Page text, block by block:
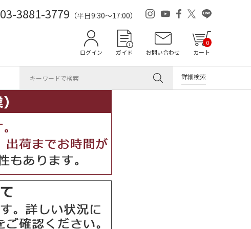
03-3881-3779 （平日9:30～17:00）
ログイン ガイド お問い合わせ カート
0
詳細検索